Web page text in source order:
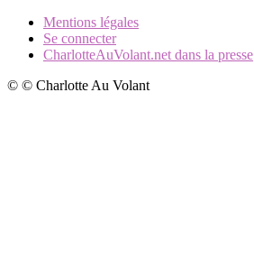
Mentions légales
Se connecter
CharlotteAuVolant.net dans la presse
© © Charlotte Au Volant